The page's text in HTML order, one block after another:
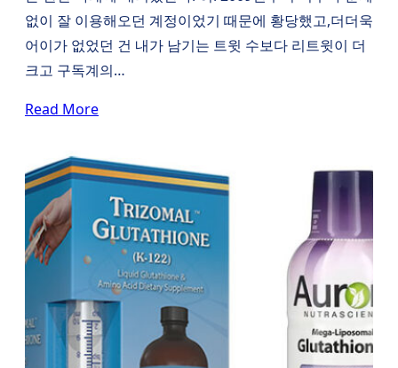
없이 잘 이용해오던 계정이었기 때문에 황당했고,더더욱
어이가 없었던 건 내가 남기는 트윗 수보다 리트윗이 더
크고 구독계의…
Read More